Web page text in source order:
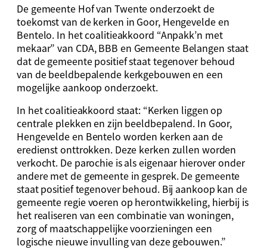
De gemeente Hof van Twente onderzoekt de
toekomst van de kerken in Goor, Hengevelde en
Bentelo. In het coalitieakkoord “Anpakk’n met
mekaar” van CDA, BBB en Gemeente Belangen staat
dat de gemeente positief staat tegenover behoud
van de beeldbepalende kerkgebouwen en een
mogelijke aankoop onderzoekt.
In het coalitieakkoord staat: “Kerken liggen op
centrale plekken en zijn beeldbepalend. In Goor,
Hengevelde en Bentelo worden kerken aan de
eredienst onttrokken. Deze kerken zullen worden
verkocht. De parochie is als eigenaar hierover onder
andere met de gemeente in gesprek. De gemeente
staat positief tegenover behoud. Bij aankoop kan de
gemeente regie voeren op herontwikkeling, hierbij is
het realiseren van een combinatie van woningen,
zorg of maatschappelijke voorzieningen een
logische nieuwe invulling van deze gebouwen.”